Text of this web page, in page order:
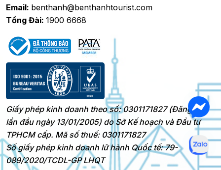
Email: benthanh@benthanhtourist.com
Tổng Đài: 1900 6668
Giấy phép kinh doanh theo số: 0301171827 (Đăng ký
lần đầu ngày 13/01/2005) do Sở Kế hoạch và Đầu tư
TPHCM cấp. Mã số thuế: 0301171827
Số giấy phép kinh doanh lữ hành Quốc tế: 79-
089/2020/TCDL-GP LHQT